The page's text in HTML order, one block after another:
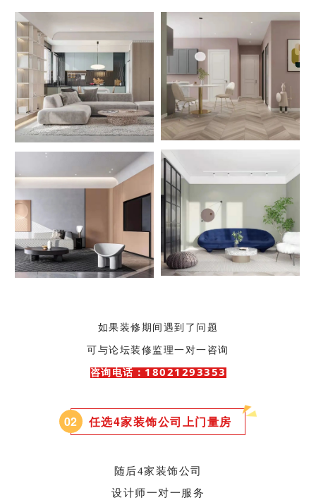
如果装修期间遇到了问题
可与论坛装修监理一对一咨询
咨询电话： 18021293353
02 任选4家装饰公司上门量房
随后4家装饰公司
设计师一对一服务